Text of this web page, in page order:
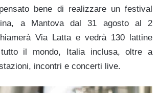
bene di realizzare un festival
a Mantova dal 31 agosto al 2
Via Latta e vedrà 130 lattine
il mondo, Italia inclusa, oltre a
incontri e concerti live.